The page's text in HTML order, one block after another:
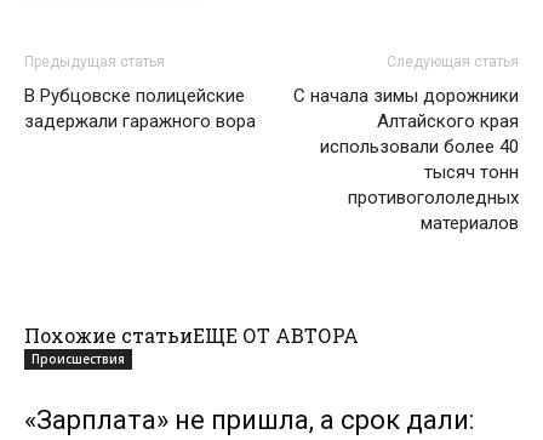
Предыдущая статья
В Рубцовске полицейские
задержали гаражного вора
Следующая статья
С начала зимы дорожники
Алтайского края
использовали более 40
тысяч тонн
противогололедных
материалов
Похожие статьиЕЩЕ ОТ АВТОРА
Происшествия
«Зарплата» не пришла, а срок дали: